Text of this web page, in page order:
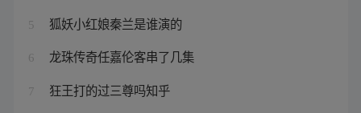
5 狐妖小红娘秦兰是谁演的
6 龙珠传奇任嘉伦客串了几集
7 狂王打的过三尊吗知乎